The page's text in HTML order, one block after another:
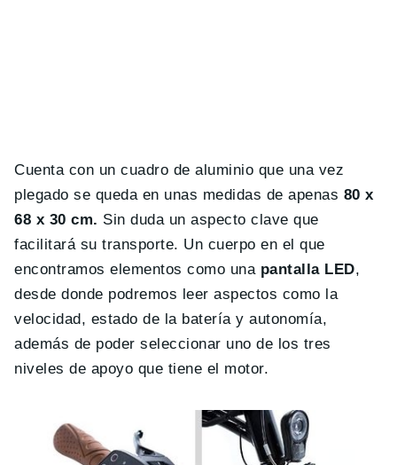
Cuenta con un cuadro de aluminio que una vez
plegado se queda en unas medidas de apenas 80 x
68 x 30 cm. Sin duda un aspecto clave que
facilitará su transporte. Un cuerpo en el que
encontramos elementos como una pantalla LED,
desde donde podremos leer aspectos como la
velocidad, estado de la batería y autonomía,
además de poder seleccionar uno de los tres
niveles de apoyo que tiene el motor.